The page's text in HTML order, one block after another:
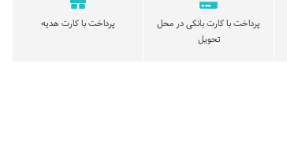
پرداخت با کارت بانکی در محل
تحویل
پرداخت با کارت هدیه